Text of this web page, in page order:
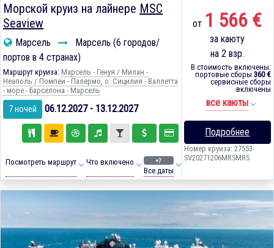
Морской круиз на лайнере MSC
Seaview
Марсель
Марсель (6 городов/
портов в 4 странах)
Маршрут круиза: Марсель - Генуя / Милан -
Неаполь / Помпеи - Палермо, о. Сицилия - Валлетта
- море - Барселона - Марсель
7 ночей 06.12.2027 - 13.12.2027
Посмотреть маршрут Что включено +7
Все даты
от 1 566 €
за каюту
на 2 взр.
В стоимость включены:
портовые сборы 360 €
сервисные сборы
включены
все каюты
Подробнее
Номер круиза: 27553-
SV20271206MRSMRS